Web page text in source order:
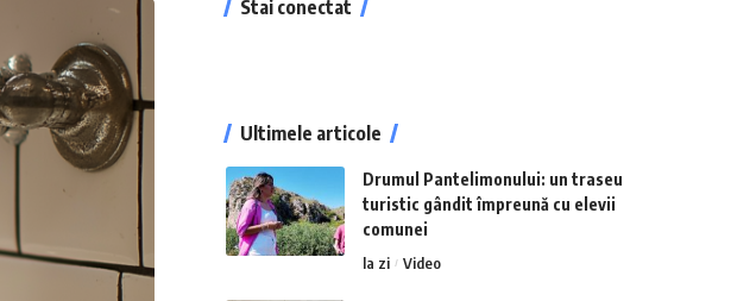
Stai conectat
Ultimele articole
Drumul Pantelimonului: un traseu
turistic gândit împreună cu elevii
comunei
la zi Video